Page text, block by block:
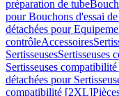
préparation de tube
pour Bouchons d'essai
détachées pour
contrôleAccessoires
SertisseusesSertisseuses
Sertisseuses
détachées pour
compatibilité [2XL]